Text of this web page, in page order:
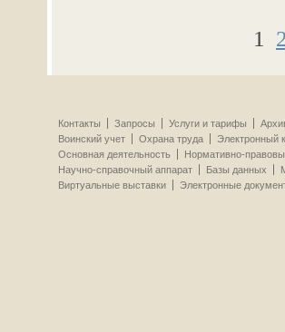
1 2
Контакты Запросы Услуги и тарифы
Воинский учет
Охрана труда Электронный
Основная деятельность
Нормативно-
Научно-справочный аппарат
Базы данных
Виртуальные выставки
Электронные